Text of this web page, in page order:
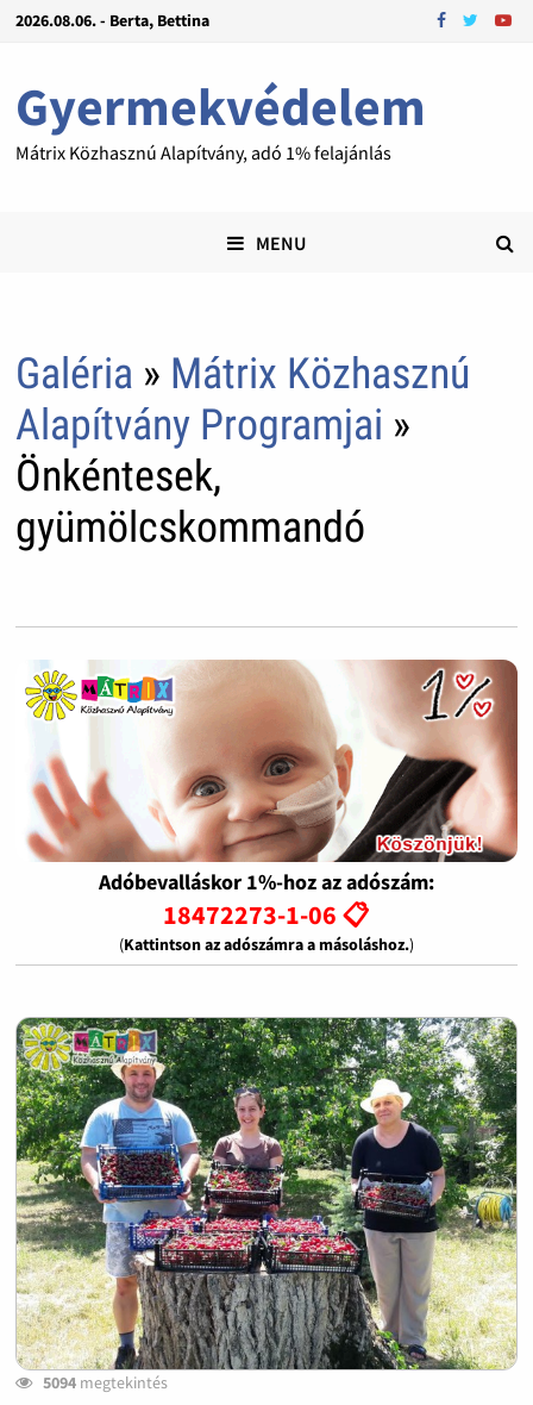
2026.08.06. - Berta, Bettina
Gyermekvédelem
Mátrix Közhasznú Alapítvány, adó 1% felajánlás
MENU
Galéria » Mátrix Közhasznú
Alapítvány Programjai »
Önkéntesek,
gyümölcskommandó
Adóbevalláskor 1%-hoz az adószám:
18472273-1-06 📋
(Kattintson az adószámra a másoláshoz.)
5094megtekintés